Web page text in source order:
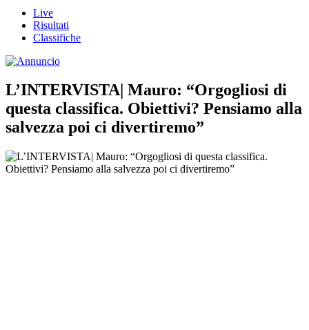
Live
Risultati
Classifiche
L’INTERVISTA| Mauro: “Orgogliosi di
questa classifica. Obiettivi? Pensiamo alla
salvezza poi ci divertiremo”